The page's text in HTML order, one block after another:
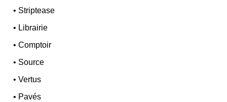
• Striptease
• Librairie
•Comptoir
• Source
•Vertus
• Pavés